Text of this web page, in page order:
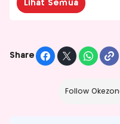
Lihat Semua
Share
Follow